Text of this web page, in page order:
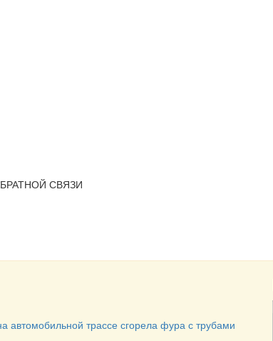
СВЯЗИ
автомобильной трассе сгорела фура с трубами